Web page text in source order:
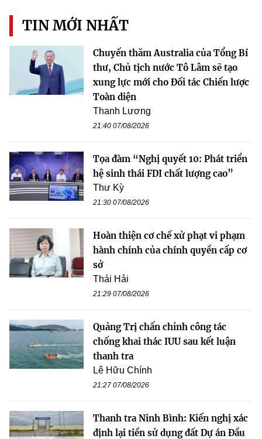
TIN MỚI NHẤT
Chuyến thăm Australia của Tổng Bí
thư, Chủ tịch nước Tô Lâm sẽ tạo
xung lực mới cho Đối tác Chiến lược
Toàn diện
Thanh Lương
21:40 07/08/2026
Tọa đàm “Nghị quyết 10: Phát triển
hệ sinh thái FDI chất lượng cao”
Thư Kỳ
21:30 07/08/2026
Hoàn thiện cơ chế xử phạt vi phạm
hành chính của chính quyền cấp cơ
sở
Thái Hải
21:29 07/08/2026
Quảng Trị chấn chỉnh công tác
chống khai thác IUU sau kết luận
thanh tra
Lê Hữu Chính
21:27 07/08/2026
Thanh tra Ninh Bình: Kiến nghị xác
định lại tiền sử dụng đất Dự án Đầu